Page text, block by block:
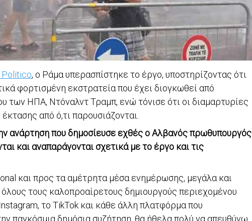
Politico, ο Ράμα υπερασπίστηκε το έργο, υποστηρίζοντας ότι
φορτισμένη εκστρατεία που έχει διογκωθεί από
των ΗΠΑ, Ντόναλντ Τραμπ, ενώ τόνισε ότι οι διαμαρτυρίες
από ό,τι παρουσιάζονται.
ανάρτηση που δημοσίευσε εχθές ο Αλβανός πρωθυπουργός
και αναπαράγονται σχετικά με το έργο και τις
και προς τα αμέτρητα μέσα ενημέρωσης, μεγάλα και
τους καλοπροαίρετους δημιουργούς περιεχομένου
το TikTok και κάθε άλλη πλατφόρμα που
παγκόσμια δημόσια συζήτηση, θα ήθελα πολύ να απευθύνω